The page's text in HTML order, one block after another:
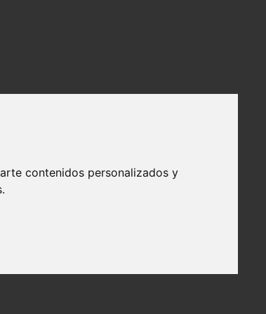
contenidos personalizados y